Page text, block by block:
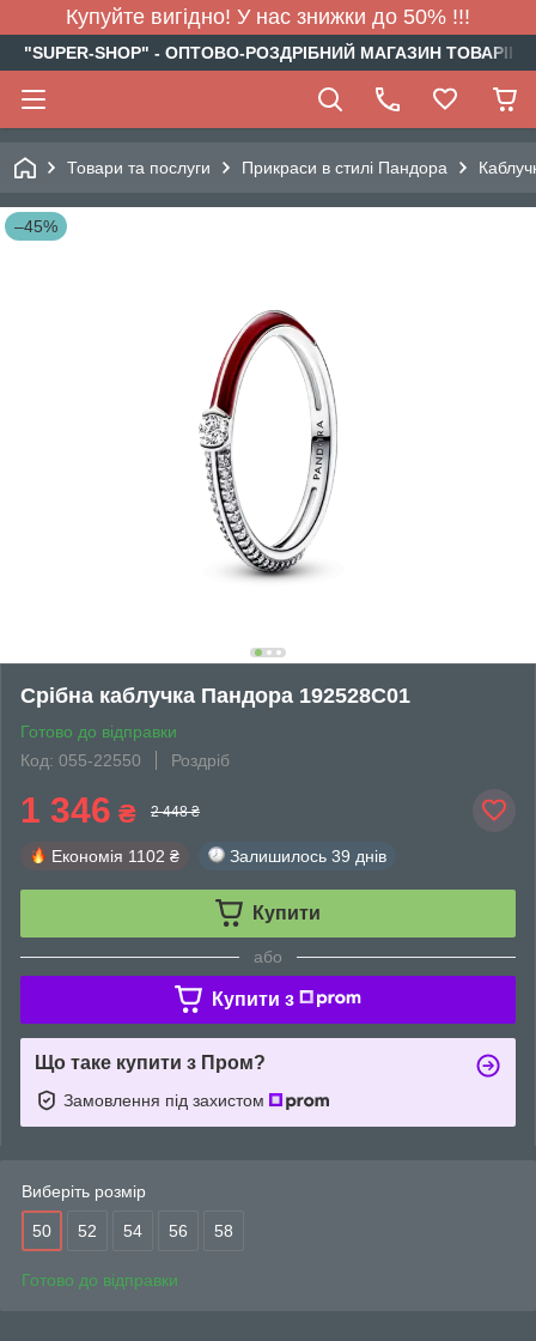
Купуйте вигідно! У нас знижки до 50% !!!
"SUPER-SHOP" - ОПТОВО-РОЗДРІБНИЙ МАГАЗИН
Товари та послуги Прикраси в стилі Пандора
–45%
Срібна каблучка Пандора 192528C01
Готово до відправки
Код: 055-22550
Роздріб
1 346 ₴ 2 448 ₴
Економія 1102 ₴ Залишилось 39 днів
Купити
або
Купити з
Що таке купити з Пром?
Замовлення під захистом
Виберіть розмір
50 52 54 56 58
Готово до відправки